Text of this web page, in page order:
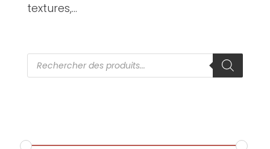
textures,...
Recherche
de
produits